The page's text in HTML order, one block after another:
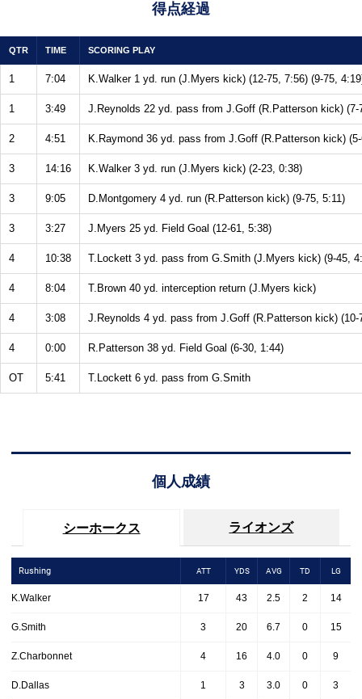
得点経過
QTR TIME SCORING PLAY
1 7:04 K.Walker 1 yd. run (J.Myers kick) (12-75, 7:56) (9-75,
1 3:49 J.Reynolds 22 yd. pass from J.Goff (R.Patterson kick) (7-
2 4:51 K.Raymond 36 yd. pass from J.Goff (R.Patterson kick)
3 14:16 K.Walker 3 yd. run (J.Myers kick) (2-23, 0:38)
3 9:05 D.Montgomery 4 yd. run (R.Patterson kick) (9-75, 5:11)
3 3:27 J.Myers 25 yd. Field Goal (12-61, 5:38)
4 10:38 T.Lockett 3 yd. pass from G.Smith (J.Myers kick) (9-45,
4 8:04 T.Brown 40 yd. interception return (J.Myers kick)
4 3:08 J.Reynolds 4 yd. pass from J.Goff (R.Patterson kick) (10-
4 0:00 R.Patterson 38 yd. Field Goal (6-30, 1:44)
OT 5:41 T.Lockett 6 yd. pass from G.Smith
個人成績
シーホークス ライオンズ
Rushing ATT YDS AVG TD LG
K.Walker 17 43 2.5 2 14
G.Smith 3 20 6.7 0 15
Z.Charbonnet 4 16 4.0 0 9
D.Dallas 1 3 3.0 0 3